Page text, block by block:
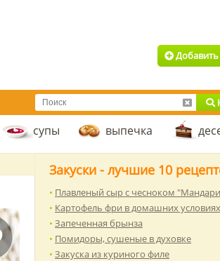
супы выпечка
Закуски - лучшие 10
Плавленый сыр с чесноком
Картофель фри в домашних условиях
Запеченная брынза
Помидоры, сушеные в духовке
Закуска из куриного филе